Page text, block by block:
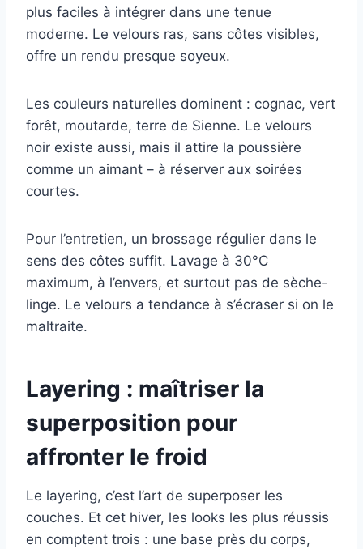
plus faciles à intégrer dans une tenue
moderne. Le velours ras, sans côtes visibles,
offre un rendu presque soyeux.
Les couleurs naturelles dominent : cognac, vert
forêt, moutarde, terre de Sienne. Le velours
noir existe aussi, mais il attire la poussière
comme un aimant – à réserver aux soirées
courtes.
Pour l’entretien, un brossage régulier dans le
sens des côtes suffit. Lavage à 30°C
maximum, à l’envers, et surtout pas de sèche-
linge. Le velours a tendance à s’écraser si on le
maltraite.
Layering : maîtriser la
superposition pour
affronter le froid
Le layering, c’est l’art de superposer les
couches. Et cet hiver, les looks les plus réussis
en comptent trois : une base près du corps,